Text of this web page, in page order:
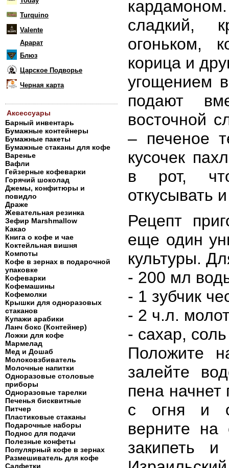
Turquino
Valente
Арарат
Блюз
Царское Подворье
Черная карта
Аксессуары
Барный инвентарь
Бумажные контейнеры
Бумажные пакеты
Бумажные стаканы для кофе
Варенье
Вафли
Гейзерные кофеварки
Горячий шоколад
Джемы, конфитюры и
повидло
Драже
Жевательная резинка
Зефир Marshmallow
Какао
Книга о кофе и чае
Коктейльная вишня
Компоты
Кофе в зернах в подарочной
упаковке
Кофеварки
Кофемашины
Кофемолки
Крышки для одноразовых
стаканов
Купажи арабики
Ланч бокс (Контейнер)
Ложки для кофе
Мармелад
Мед и Дошаб
Молоковзбиватель
Молочные напитки
Одноразовые столовые
приборы
Одноразовые тарелки
Печенья бисквитные
Питчер
Пластиковые стаканы
Подарочные наборы
Поднос для подачи
Полезные конфеты
Популярный кофе в зернах
Размешиватель для кофе
Салфетки
сладкий,
огоньком,
корица и
угощением
подают
восточной
– печеное
кусочек
в рот,
откусывать
Рецепт
еще один
культуры.
- 200 мл
- 1 зубчик
- 2 ч.л.
- сахар,
Положите
залейте
пена
с огня и
верните на
закипеть